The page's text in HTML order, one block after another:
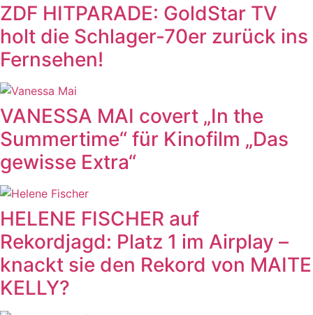
ZDF HITPARADE: GoldStar TV
holt die Schlager-70er zurück ins
Fernsehen!
VANESSA MAI covert „In the
Summertime“ für Kinofilm „Das
gewisse Extra“
HELENE FISCHER auf
Rekordjagd: Platz 1 im Airplay –
knackt sie den Rekord von MAITE
KELLY?